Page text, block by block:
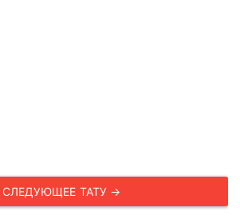
СЛЕДУЮЩЕЕ ТАТУ →